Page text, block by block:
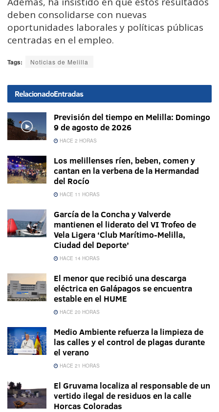
deben consolidarse con nuevas
oportunidades laborales y políticas públicas
centradas en el empleo.
Tags: Noticias de Melilla
RelacionadoEntradas
Previsión del tiempo en Melilla: Domingo
9 de agosto de 2026
HACE 2 HORAS
Los melillenses ríen, beben, comen y
cantan en la verbena de la Hermandad
del Rocío
HACE 11 HORAS
García de la Concha y Valverde
mantienen el liderato del VI Trofeo de
Vela Ligera ‘Club Marítimo-Melilla,
Ciudad del Deporte’
HACE 14 HORAS
El menor que recibió una descarga
eléctrica en Galápagos se encuentra
estable en el HUME
HACE 20 HORAS
Medio Ambiente refuerza la limpieza de
las calles y el control de plagas durante
el verano
HACE 21 HORAS
El Gruvama localiza al responsable de un
vertido ilegal de residuos en la calle
Horcas Coloradas